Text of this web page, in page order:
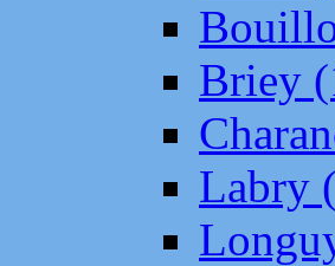
Briey
Labry